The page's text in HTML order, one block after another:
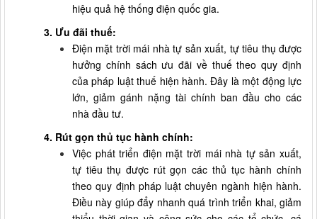
hiệu quả hệ thống điện quốc gia.
3. Ưu đãi thuế:
Điện mặt trời mái nhà tự sản xuất, tự tiêu thụ được
hưởng chính sách ưu đãi về thuế theo quy định
của pháp luật thuế hiện hành. Đây là một động lực
lớn, giảm gánh nặng tài chính ban đầu cho các
nhà đầu tư.
4. Rút gọn thủ tục hành chính:
Việc phát triển điện mặt trời mái nhà tự sản xuất,
tự tiêu thụ được rút gọn các thủ tục hành chính
theo quy định pháp luật chuyên ngành hiện hành.
Điều này giúp đẩy nhanh quá trình triển khai, giảm